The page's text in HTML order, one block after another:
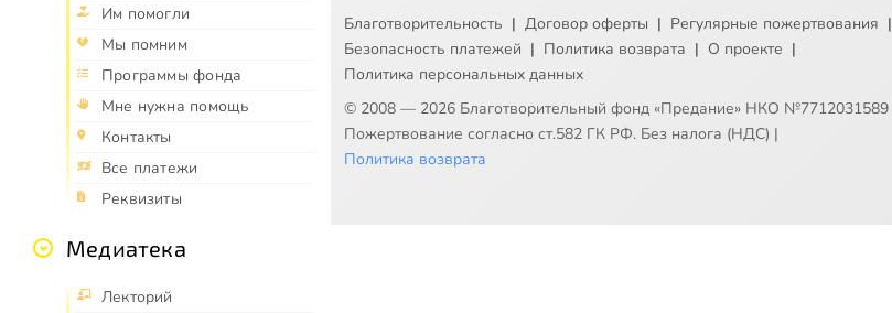
Им помогли
Мы помним
Программы фонда
Мне нужна помощь
Контакты
Все платежи
Реквизиты
Медиатека
Лекторий
Благотворительность | Договор оферты | Регулярные пожертвования |
Безопасность платежей | Политика возврата | О проекте |
Политика персональных данных
© 2008 — 2026 Благотворительный фонд «Предание» НКО №7712031589
Пожертвование согласно ст.582 ГК РФ. Без налога (НДС) |
Политика возврата